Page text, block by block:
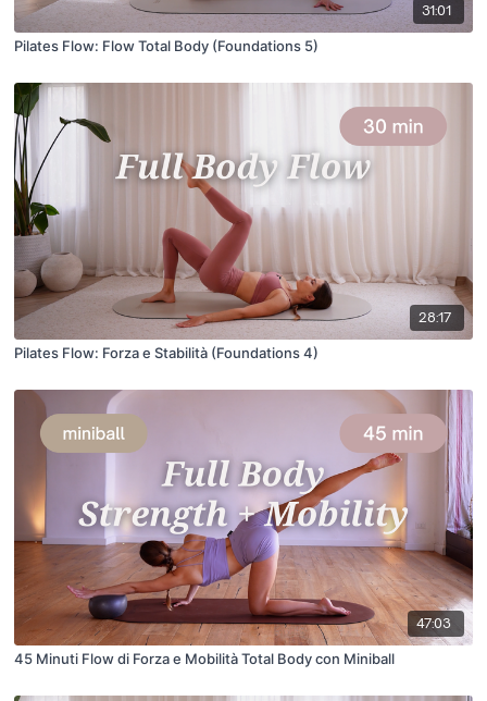
31:01
Pilates Flow: Flow Total Body (Foundations 5)
28:17
Pilates Flow: Forza e Stabilità (Foundations 4)
47:03
45 Minuti Flow di Forza e Mobilità Total Body con Miniball